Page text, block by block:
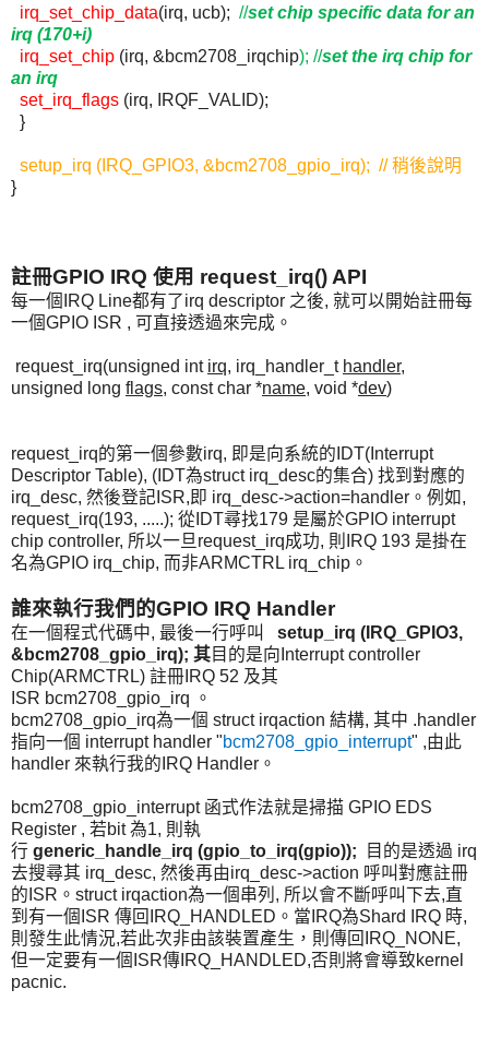
irq_set_chip_data(irq, ucb); //setchip specific data for an
irq (170+i)
irq_set_chip (irq, &bcm2708_irqchip); //set the irq chip for
an irq
set_irq_flags (irq, IRQF_VALID);
}
setup_irq ( IRQ_GPIO3, &bcm2708_gpio_irq); // 稍後說明
}
註冊GPIO IRQ 使用 request_irq() API
每一個IRQ Line都有了irq descriptor 之後, 就可以開始註冊每
一個GPIO ISR , 可直接透過來完成。
request_irq(unsigned int irq, irq_handler_t handler,
unsigned long flags, const char *name, void *dev)
request_irq的第一個參數irq, 即是向系統的IDT(Interrupt
Descriptor Table), (IDT為struct irq_desc的集合) 找到對應的
irq_desc, 然後登記ISR,即 irq_desc->action=handler。例如,
request_irq(193, .....); 從IDT尋找179 是屬於GPIO interrupt
chip controller, 所以一旦request_irq成功, 則IRQ 193 是掛在
名為GPIO irq_chip, 而非ARMCTRL irq_chip。
誰來執行我們的GPIO IRQ Handler
在一個程式代碼中, 最後一行呼叫 setup_irq ( IRQ_GPIO3,
&bcm2708_gpio_irq); 其目的是向Interrupt controller
Chip(ARMCTRL) 註冊IRQ 52 及其
ISR bcm2708_gpio_irq 。
bcm2708_gpio_irq為一個 struct irqaction 結構, 其中 .handler
指向一個 interrupt handler "bcm2708_gpio_interrupt" ,由此
handler 來執行我的IRQ Handler。
bcm2708_gpio_interrupt 函式作法就是掃描 GPIO EDS
Register , 若bit 為1, 則執
行 generic_handle_irq (gpio_to_irq(gpio)); 目的是透過 irq
去搜尋其 irq_desc, 然後再由irq_desc->action 呼叫對應註冊
的ISR。struct irqaction為一個串列, 所以會不斷呼叫下去,直
到有一個ISR 傳回IRQ_HANDLED。當IRQ為Shard IRQ 時,
則發生此情況,若此次非由該裝置產生，則傳回 IRQ_NONE,
但一定要有一個ISR傳 IRQ_HANDLED,否則將會導致kernel
pacnic.